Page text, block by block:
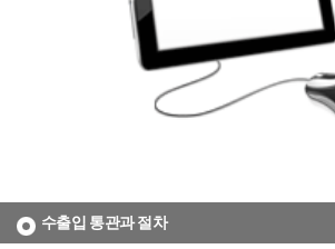
수출입 통관과 절차